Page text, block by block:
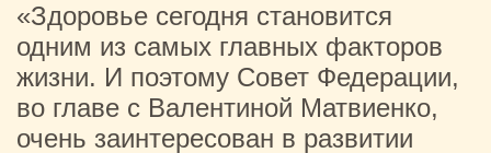
«Здоровье сегодня становится
одним из самых главных факторов
жизни. И поэтому Совет Федерации,
во главе с Валентиной Матвиенко,
очень заинтересован в развитии